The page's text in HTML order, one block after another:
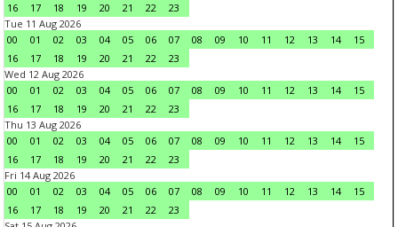
16
17 18 19 20 21 22
23
Tue 11 Aug 2026
00
01 02 03 04 05 06 07 08 09 10 11 12 13 14
15
16
17 18 19 20 21 22
23
Wed 12 Aug 2026
00
01 02 03 04 05 06 07 08 09 10 11 12 13 14
15
16
17 18 19 20 21 22
23
Thu 13 Aug 2026
00
01 02 03 04 05 06 07 08 09 10 11 12 13 14
15
16
17 18 19 20 21 22
23
Fri 14 Aug 2026
00
01 02 03 04 05 06 07 08 09 10 11 12 13 14
15
16
17 18 19 20 21 22
23